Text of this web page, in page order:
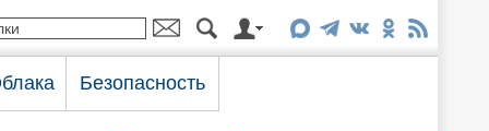
Безопасность